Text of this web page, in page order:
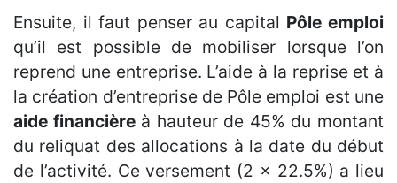
Ensuite, il faut penser au capital Pôle emploi
qu’il est possible de mobiliser lorsque l’on
reprend une entreprise. L’aide à la reprise et à
la création d’entreprise de Pôle emploi est une
aide financièreà hauteur de 45% du montant
du reliquat des allocations à la date du début
de l’activité. Ce versement (2 x 22.5%) a lieu